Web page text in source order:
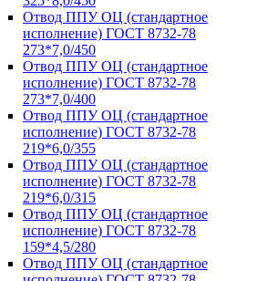
Отвод ППУ ОЦ (стандартное
исполнение) ГОСТ 8732-78
273*7,0/450
Отвод ППУ ОЦ (стандартное
исполнение) ГОСТ 8732-78
273*7,0/400
Отвод ППУ ОЦ (стандартное
исполнение) ГОСТ 8732-78
219*6,0/355
Отвод ППУ ОЦ (стандартное
исполнение) ГОСТ 8732-78
219*6,0/315
Отвод ППУ ОЦ (стандартное
исполнение) ГОСТ 8732-78
159*4,5/280
Отвод ППУ ОЦ (стандартное